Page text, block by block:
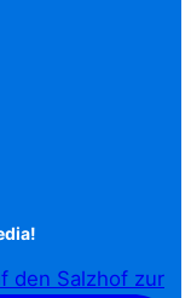
den Salzhof zur